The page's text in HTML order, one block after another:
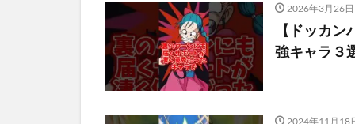
2026年3月26日
【ドッカ
強キャラ３
2024年11月18